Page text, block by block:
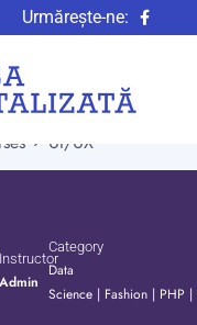
Urmărește-ne:
UI/UX
Instructor
Admin
Category
Data
Science | Fashion | PHP |